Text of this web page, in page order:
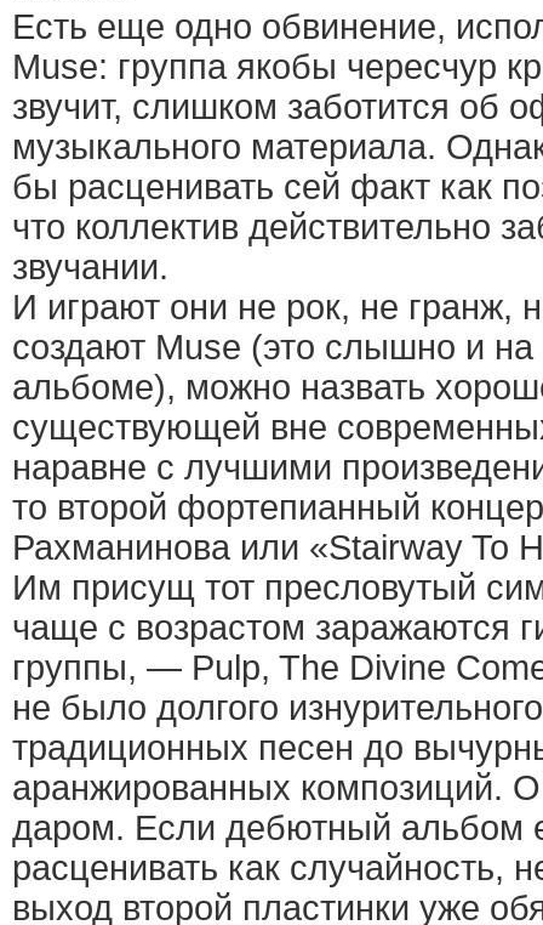
Есть еще одно обвинение,
Muse: группа якобы чересчур
звучит, слишком заботится об
музыкального материала.
бы расценивать сей факт как
что коллектив действительно
звучании.
И играют они не рок, не гранж,
создают Muse (это слышно и на
альбоме), можно назвать
существующей вне
наравне с лучшими
то второй фортепианный
Рахманинова или «Stairway To
Им присущ тот пресловутый
чаще с возрастом заражаются
группы, — Pulp, The Divine
не было долгого
традиционных песен до
аранжированных композиций.
даром. Если дебютный
расценивать как случайность,
выход второй пластинки уже